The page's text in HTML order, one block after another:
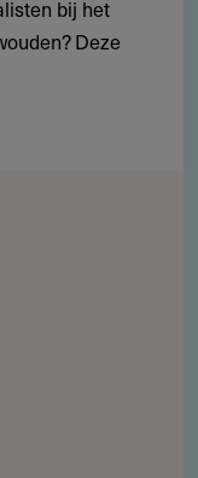
businessplan
analyse.
en zorg
formulier op de
bij het
Deze